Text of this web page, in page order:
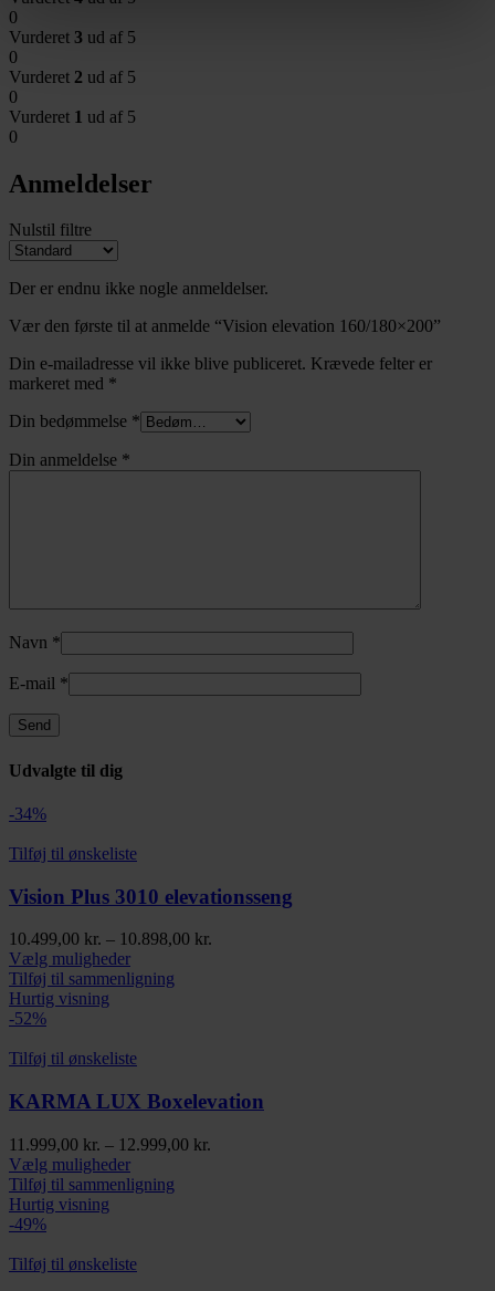
0
Vurderet 3 ud af 5
0
Vurderet 2 ud af 5
0
Vurderet 1 ud af 5
0
Anmeldelser
Nulstil filtre
Der er endnu ikke nogle anmeldelser.
Vær den første til at anmelde “Vision elevation 160/180×200”
Din e-mailadresse vil ikke blive publiceret. Krævede felter er
markeret med *
Din bedømmelse *
Din anmeldelse *
Navn *
E-mail *
Udvalgte til dig
-34%
Tilføj til ønskeliste
Vision Plus 3010 elevationsseng
10.499,00 kr. – 10.898,00 kr.
Vælg mulighederDette
vare
Mulighederne
vælges
varesiden
Tilføj til sammenligning
Hurtig visning
-52%
Tilføj til ønskeliste
KARMA LUX Boxelevation
11.999,00 kr. – 12.999,00 kr.
Vælg mulighederDette
vare
Mulighederne
Tilføj til sammenligning
Hurtig visning
-49%
Tilføj til ønskeliste